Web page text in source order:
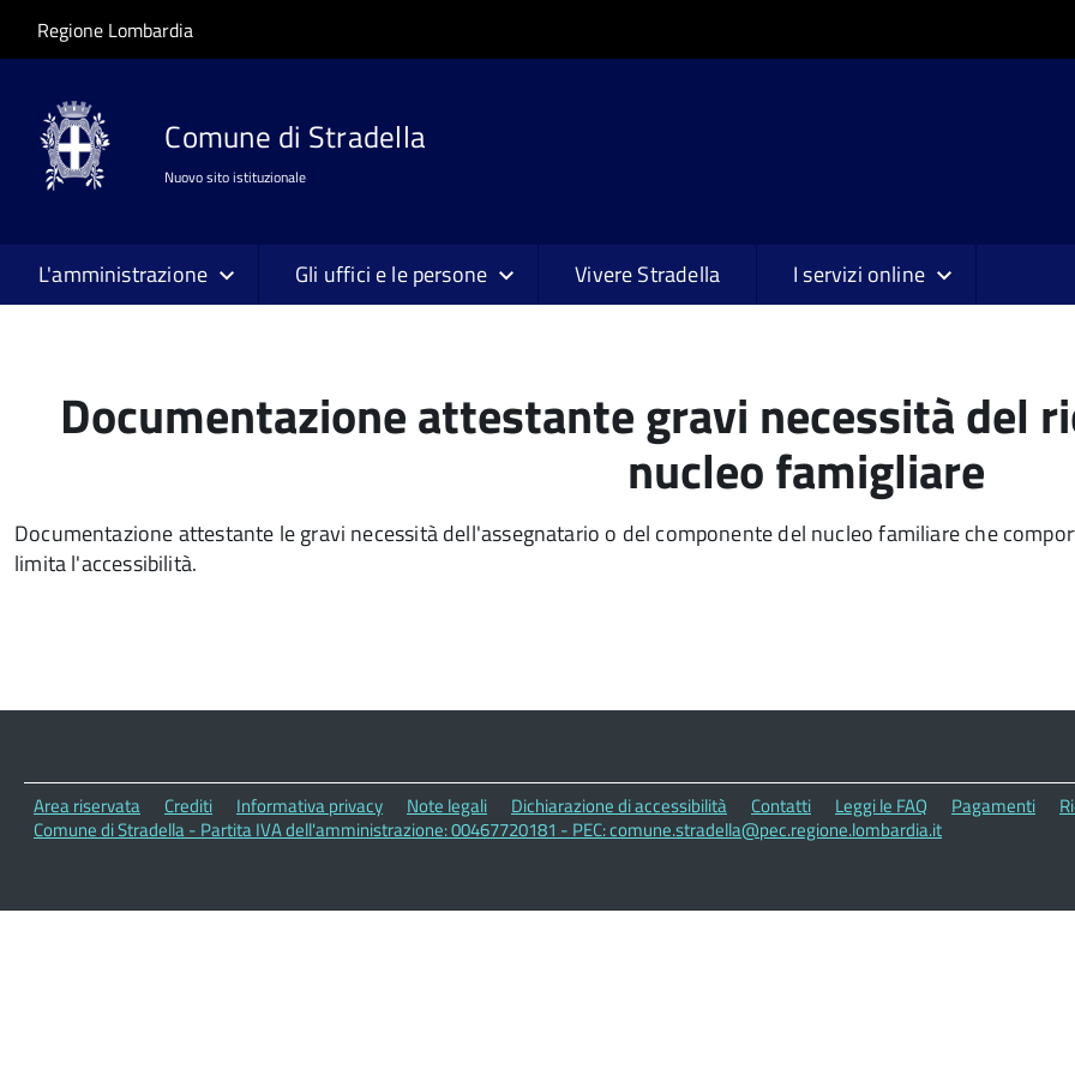
Salta al contenuto principale
Skip to site navigation
Regione Lombardia
Comune di Stradella
Nuovo sito istituzionale
L'amministrazione Gli uffici e le persone Vivere Stradella I servizi online
Documentazione attestante gravi necessità del
nucleo famigliare
Documentazione attestante le gravi necessità dell'assegnatario o del componente del nucleo familiare che
limita l'accessibilità.
Area riservata Crediti Informativa privacy Note legali Dichiarazione di accessibilità Contatti Leggi le FAQ Pagamenti
Comune di Stradella - Partita IVA dell'amministrazione: 00467720181 - PEC: comune.stradella@pec.regione.lombardia.it